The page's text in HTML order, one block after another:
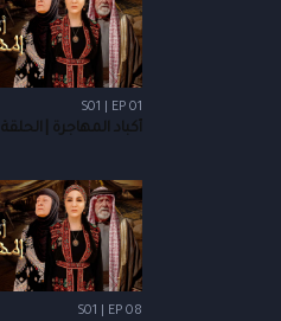
S01 | EP 01
أكباد المهاجرة | الحلقة 01
S01 | EP 08